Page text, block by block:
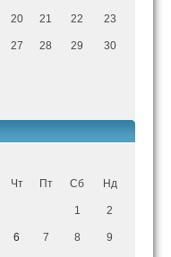
20 21 22 23
27 28 29 30
Чт Пт Сб Нд
1 2
6 7 8 9